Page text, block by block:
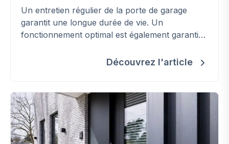
Un entretien régulier de la porte de garage
garantit une longue durée de vie. Un
fonctionnement optimal est également garanti
Découvrez l'article